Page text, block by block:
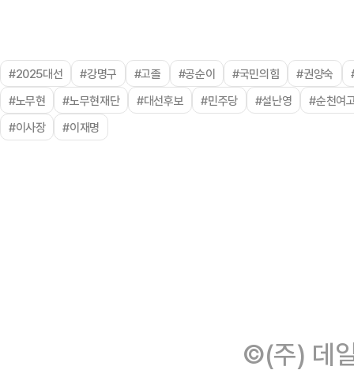
#2025대선 #강명구 #고졸 #공순이 #국민의힘 #권양숙
#노무현
#노무현재단 #대선후보 #민주당 #설난영
#순천여
#이사장
#이재명
©(주) 데